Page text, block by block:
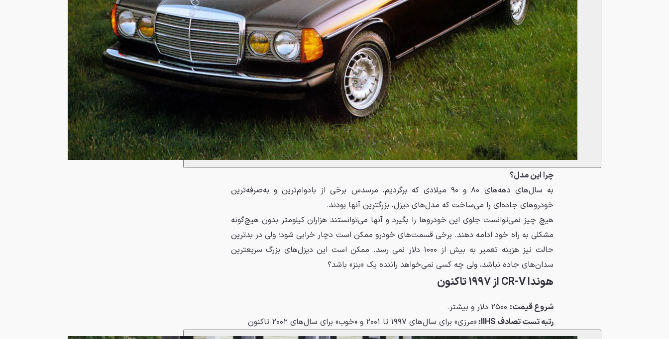
چرا این مدل؟
به سال‌های دهه‌های ۸۰ و ۹۰ میلادی که برگردیم، مرسدس برخی از بادوام‌ترین و به‌صرفه‌ترین
خودروهای جاده‌ای را می‌ساخت که مدل‌های دیزل، بزرگترین‌ آنها بودند.
هیچ چیز نمی‌توانست جلوی این خودروها را بگیرد و آنها می‌توانستند هزاران کیلومتر بدون هیچ‌گونه
مشکلی به راه خود ادامه دهند. برخی قسمت‌های خودرو ممکن است دچار خرابی شود؛ ولی در بدترین
حالت نیز هزینه تعمیر به بیش از ۱۰۰۰ دلار نمی رسد. ممکن است این دیزل‌های بزرگ سریعترین‌
سدان‌های جاده نباشد، ولی چه کسی نمی‌خواهد راننده یک «بنز» باشد؟
هوندا CR-V از ۱۹۹۷ تاکنون
شروع قیمت:
رتبه تست تصادف IIHS
: «مرزی» برای سال‌های ۱۹۹۷ تا ۲۰۰۱ و «خوب» برای سال‌های ۲۰۰۲ تاکنون